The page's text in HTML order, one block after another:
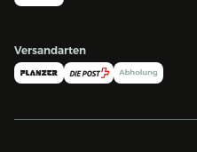
Versandarten